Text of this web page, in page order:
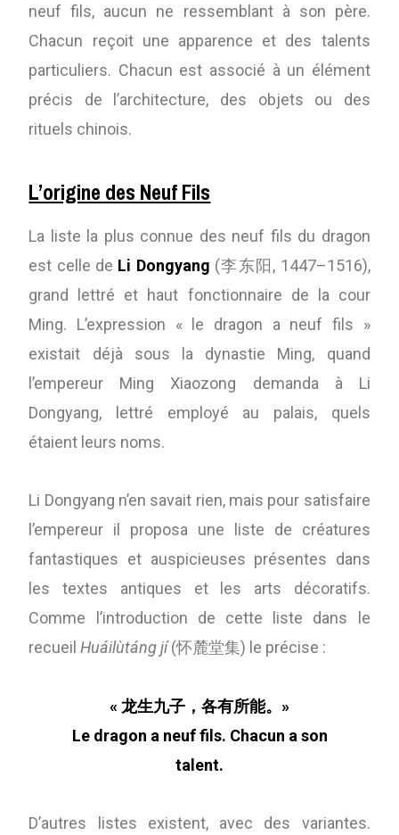
neuf fils, aucun ne ressemblant à son père.
Chacun reçoit une apparence et des talents
particuliers. Chacun est associé à un élément
précis de l’architecture, des objets ou des
rituels chinois.
L’origine des Neuf Fils
La liste la plus connue des neuf fils du dragon
est celle de Li Dongyang (李东阳, 1447–1516),
grand lettré et haut fonctionnaire de la cour
Ming. L’expression « le dragon a neuf fils »
existait déjà sous la dynastie Ming, quand
l’empereur Ming Xiaozong demanda à Li
Dongyang, lettré employé au palais, quels
étaient leurs noms.
Li Dongyang n’en savait rien, mais pour satisfaire
l’empereur il proposa une liste de créatures
fantastiques et auspicieuses présentes dans
les textes antiques et les arts décoratifs.
Comme l’introduction de cette liste dans le
recueilHuáilùtáng jí(怀麓堂集) le précise :
« 龙生九子，各有所能。»
Le dragon a neuf fils. Chacun a son
talent.
D’autres listes existent, avec des variantes.